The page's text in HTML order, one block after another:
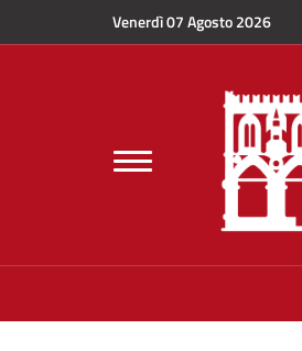
Salta al contenuto principaleVenerdì 07 Agosto 2026
Toggle
navigation